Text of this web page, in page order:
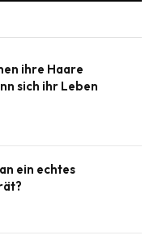
ihre Haare
sich ihr Leben
ein echtes